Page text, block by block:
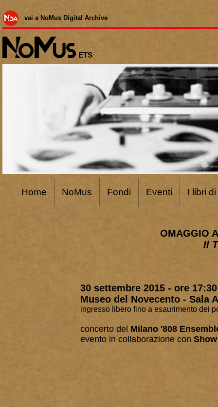
Home NoMus Fondi Eventi I libri
vai a NoMus Digital Archive
ETS
OMAGGIO
Il
30 settembre 2015 - ore 17:30
Museo del Novecento - Sala
ingresso libero fino a esaurimento dei
concerto del Milano '808
evento in collaborazione con